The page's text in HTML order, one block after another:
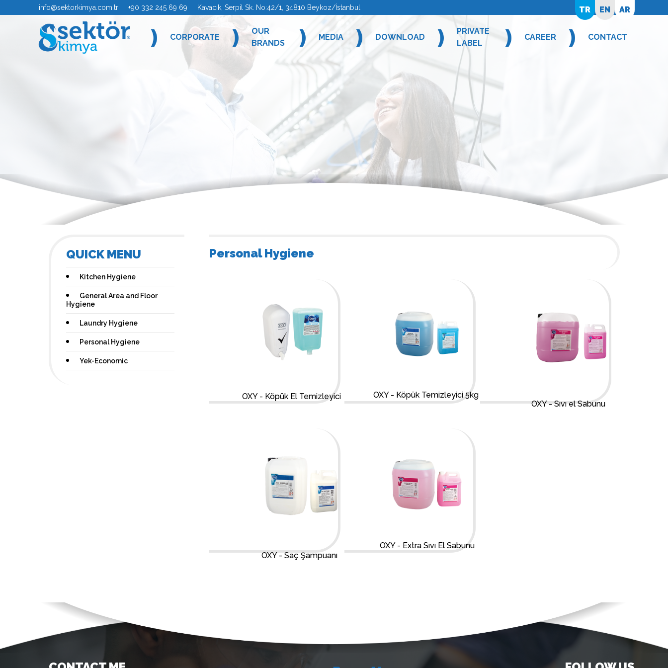
info@sektorkimya.com.tr+90 332 245 69 69 Kavacık, Serpil Sk. No:42/1, 34810 Beykoz/İstanbul TR EN AR
❫ CORPORATE ❫
OUR
BRANDS
❫ MEDIA ❫ DOWNLOAD ❫
PRIVATE
LABEL
❫ CAREER ❫ CONTACT
QUICK MENU
Kitchen Hygiene
General Area and Floor
Hygiene
Laundry Hygiene
Personal Hygiene
Yek-Economic
Personal Hygiene
OXY - Köpük El Temizleyici
OXY - Köpük Temizleyici 5kg
OXY - Sıvı el Sabunu
OXY - Saç Şampuanı
OXY - Extra Sıvı El Sabunu